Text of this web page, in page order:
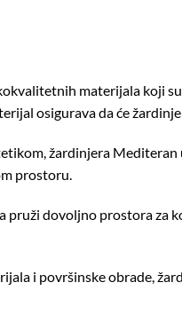
materijala koji
osigurava da će
žardinjera
prostoru.
pruži dovoljno prostora za
i površinske obrade,